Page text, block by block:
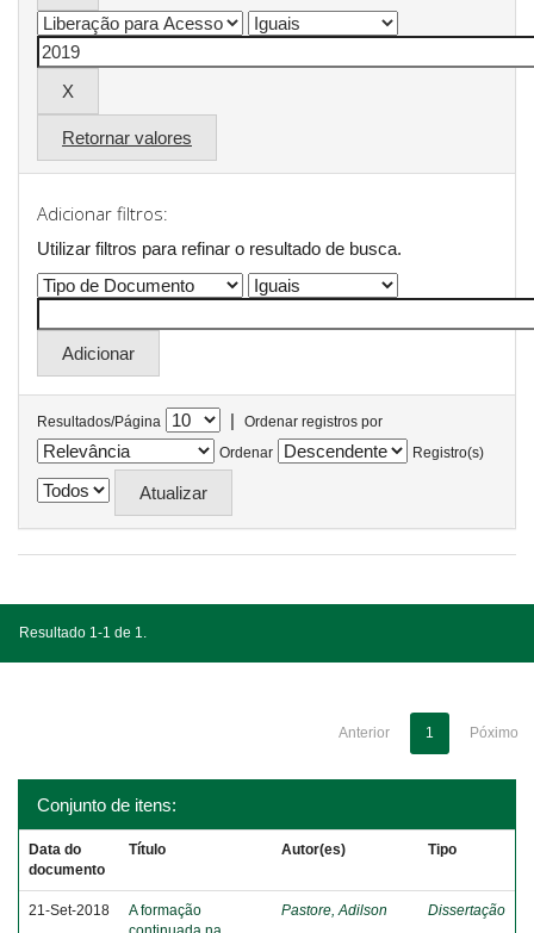
Retornar valores
Adicionar filtros:
Utilizar filtros para refinar o resultado de busca.
Resultados/Página |
Ordenar registros por
Ordenar
Registro(s)
Resultado 1-1 de 1.
Anterior 1 Póximo
Conjunto de itens:
Data do
documento
Título Autor(es) Tipo
21-Set-2018
A formação
Pastore, Adilson Dissertação